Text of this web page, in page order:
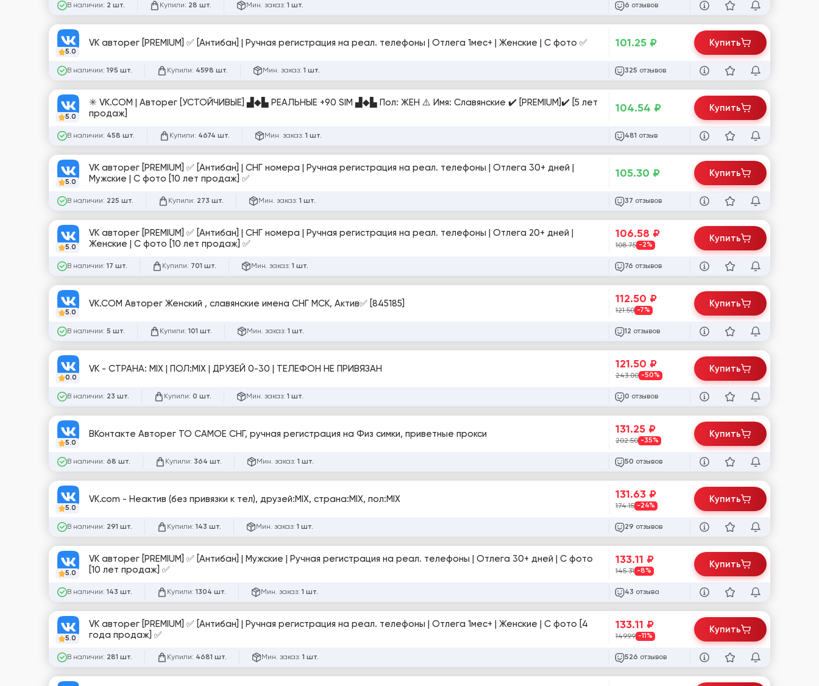
В наличии: 2 шт. Купили: 28 шт. Мин. заказ: 1 шт. 6 отзывов
5.0
VK авторег [PREMIUM] ✅ [Антибан] | Ручная регистрация на реал. телефоны | Отлега 1мес+ | Женские | С фото ✅
В наличии: 195 шт. Купили: 4598 шт. Мин. заказ: 1 шт.
101.25 ₽
325 отзывов
Купить
5.0
✳️​ VK.COM | Авторег [УСТОЙЧИВЫЕ] ▟︎◆︎▙︎ РЕАЛЬНЫЕ +90 SIM ▟︎◆︎▙︎ Пол: ЖЕН ⚠️ Имя: Славянские ✔️ [PREMIUM]✔️ [5 лет
продаж]
В наличии: 458 шт. Купили: 4674 шт. Мин. заказ: 1 шт.
104.54 ₽
481 отзыв
Купить
5.0
VK авторег [PREMIUM] ✅ [Антибан] | СНГ номера | Ручная регистрация на реал. телефоны | Отлега 30+ дней |
Мужские | С фото [10 лет продаж] ✅
В наличии: 225 шт. Купили: 273 шт. Мин. заказ: 1 шт.
105.30 ₽
37 отзывов
Купить
5.0
VK авторег [PREMIUM] ✅ [Антибан] | СНГ номера | Ручная регистрация на реал. телефоны | Отлега 20+ дней |
Женские | С фото [10 лет продаж] ✅
В наличии: 17 шт. Купили: 701 шт. Мин. заказ: 1 шт.
106.58 ₽
108.75 -2%
76 отзывов
Купить
5.0
VK.COM Авторег Женский , славянские имена СНГ МСК, Актив✅ [845185]
В наличии: 5 шт. Купили: 101 шт. Мин. заказ: 1 шт.
112.50 ₽
121.50 -7%
12 отзывов
Купить
0.0
VK - СТРАНA: MIX | ПОЛ:MIX | ДРУЗЕЙ 0-30 | ТЕЛЕФОН НЕ ПРИВЯЗАН
В наличии: 23 шт. Купили: 0 шт. Мин. заказ: 1 шт.
121.50 ₽
243.00 -50%
0 отзывов
Купить
5.0
ВКонтакте Авторег ТО САМОЕ СНГ, ручная регистрация на Физ симки, приветные прокси
В наличии: 68 шт. Купили: 364 шт. Мин. заказ: 1 шт.
131.25 ₽
202.50 -35%
50 отзывов
Купить
5.0
VK.com - Неактив (без привязки к тел), друзей:MIX, страна:MIX, пол:MIX
В наличии: 291 шт. Купили: 143 шт. Мин. заказ: 1 шт.
131.63 ₽
174.15 -24%
29 отзывов
Купить
5.0
VK авторег [PREMIUM] ✅ [Антибан] | Мужские | Ручная регистрация на реал. телефоны | Отлега 30+ дней | С фото
[10 лет продаж] ✅
В наличии: 143 шт. Купили: 1304 шт. Мин. заказ: 1 шт.
133.11 ₽
145.31 -8%
43 отзыва
Купить
5.0
VK авторег [PREMIUM] ✅ [Антибан] | Ручная регистрация на реал. телефоны | Отлега 1мес+ | Женские | С фото [4
года продаж] ✅
В наличии: 281 шт. Купили: 4681 шт. Мин. заказ: 1 шт.
133.11 ₽
149.99 -11%
526 отзывов
Купить